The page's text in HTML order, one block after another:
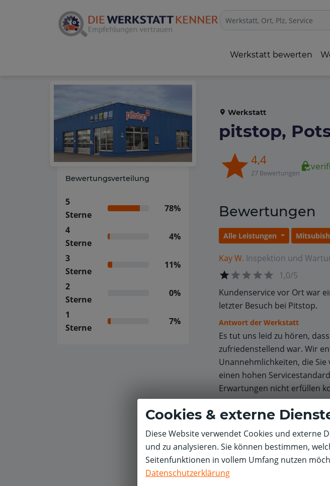
Werkstatt bewerten
Bewertungsverteilung
5
Sterne
78%
4
Sterne
4%
3
Sterne
11%
2
Sterne
0%
1
Sterne
7%
Werkstatt
pitstop,
4,4
27 Bewertungen
Bewertungen
Alle Leistungen
Kay W. Inspektion und
1,0/5
Kundenservice vor Ort war
letzter Besuch bei Pitstop.
Antwort der Werkstatt
Es tut uns leid zu hören,
zufriedenstellend war. Wir
Unannehmlichkeiten, die
einen hohen
Erwartungen nicht erfüllen
Wir würden uns freuen,
Erfahrung zu verbessern.
genau schiefgelaufen ist,
Mit freundlichem Gruß
Ihr pitstop.de-Team
Cookies & externe
Diese Website verwendet Cookies und externe
und zu analysieren. Sie können bestimmen,
Seitenfunktionen in vollem Umfang nutzen
Datenschutzerklärung